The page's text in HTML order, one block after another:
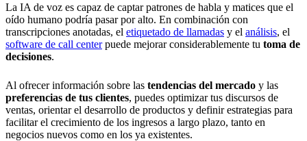
La IA de voz es capaz de captar patrones de habla y matices que el
oído humano podría pasar por alto. En combinación con
transcripciones anotadas, el etiquetado de llamadas y el análisis, el
software de call centerpuede mejorar considerablemente tu toma de
decisiones.
Al ofrecer información sobre las tendencias del mercado y las
preferencias de tus clientes, puedes optimizar tus discursos de
ventas, orientar el desarrollo de productos y definir estrategias para
facilitar el crecimiento de los ingresos a largo plazo, tanto en
negocios nuevos como en los ya existentes.